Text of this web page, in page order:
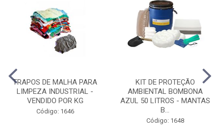
TRAPOS DE MALHA PARA
LIMPEZA INDUSTRIAL -
VENDIDO POR KG
Código: 1646
KIT DE PROTEÇÃO
AMBIENTAL BOMBONA
AZUL 50 LITROS - MANTAS
B...
Código: 1648